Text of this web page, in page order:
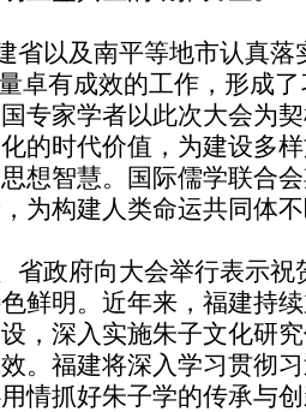
以及南平等地市认真落
卓有成效的工作，形成
专家学者以此次大会为
的时代价值，为建设多
想智慧。国际儒学联合
为构建人类命运共同体
政府向大会举行表示祝
鲜明。近年来，福建持
，深入实施朱子文化研
。福建将深入学习贯彻
情抓好朱子学的传承与